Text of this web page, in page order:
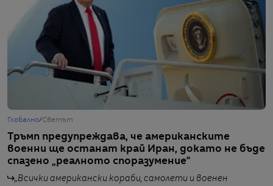
Глобално/Светът
Тръмп предупреждава, че американските
военни ще останат край Иран, докато не бъде
спазено „реалното споразумение“
„Всички американски кораби, самолети и военен